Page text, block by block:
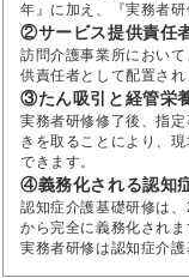
年』に加え、『実務者研
②サービス提供責任
訪問介護事業所におい
供責任者として配置され
③たん吸引と経管栄
実務者研修修了後、指
きを取ることにより、
できます。
④義務化される認知
認知症介護基礎研修は
から完全に義務化されま
実務者研修は認知症介